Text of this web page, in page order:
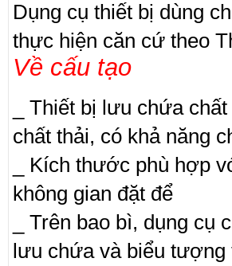
Dụng cụ thiết bị dùng
thực hiện căn cứ theo
Về cấu tạo
_ Thiết bị lưu chứa
chất thải, có khả năng
_​ Kích thước phù hợp
không gian đặt để
_ Trên bao bì, dụng cụ
lưu chứa và biểu tượng